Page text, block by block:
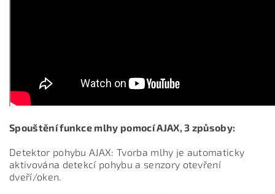
Spouštění funkce mlhy pomocí AJAX, 3 způsoby:
Detektor pohybu AJAX: Tvorba mlhy je automaticky
aktivována detekcí pohybu a senzory otevření
dveří/oken.